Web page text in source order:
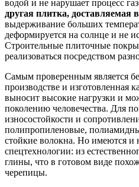
водой и не нарушает процесс
другая плитка, доставляемая
выдерживание больших
деформируется на солнце и не
Строительные плиточные
реализоваться посредством
Самым проверенным является
производстве и изготовленная
выносит высокие нагрузки и
поколению человечества. Для
износостойкости и
полипропиленовые,
стойкие волокна. Но имеются и
спецтехнологии: из
глины, что в готовом виде
черепицы.